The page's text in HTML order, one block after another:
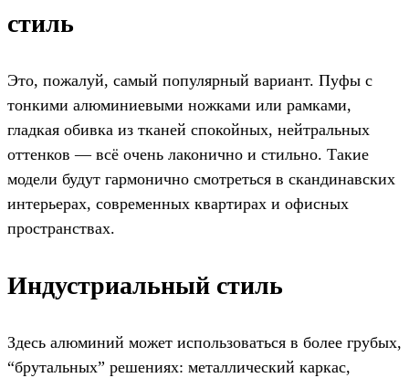
стиль
Это, пожалуй, самый популярный вариант. Пуфы с
тонкими алюминиевыми ножками или рамками,
гладкая обивка из тканей спокойных, нейтральных
оттенков — всё очень лаконично и стильно. Такие
модели будут гармонично смотреться в скандинавских
интерьерах, современных квартирах и офисных
пространствах.
Индустриальный стиль
Здесь алюминий может использоваться в более грубых,
“брутальных” решениях: металлический каркас,